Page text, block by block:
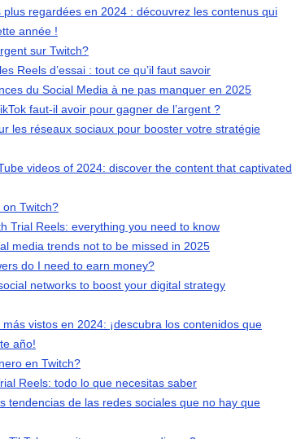
plus regardées en 2024 : découvrez les contenus qui
année !
sur Twitch?
Reels d’essai : tout ce qu’il faut savoir
du Social Media à ne pas manquer en 2025
faut-il avoir pour gagner de l’argent ?
les réseaux sociaux pour booster votre stratégie
videos of 2024: discover the content that captivated
Twitch?
Trial Reels: everything you need to know
media trends not to be missed in 2025
do I need to earn money?
networks to boost your digital strategy
vistos en 2024: ¡descubra los contenidos que
año!
en Twitch?
Reels: todo lo que necesitas saber
tendencias de las redes sociales que no hay que